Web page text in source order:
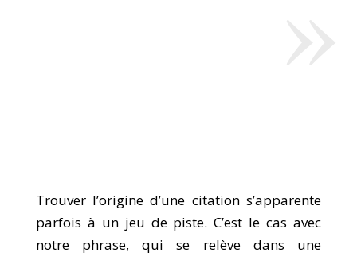
Trouver l’origine d’une citation s’apparente
parfois à un jeu de piste. C’est le cas avec
notre phrase, qui se relève dans une